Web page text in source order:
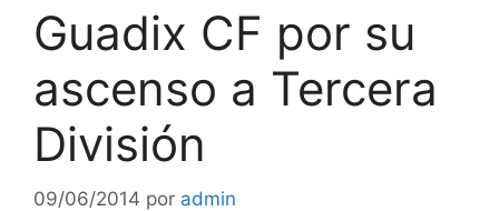
Guadix CF por su
ascenso a Tercera
División
09/06/2014 por admin